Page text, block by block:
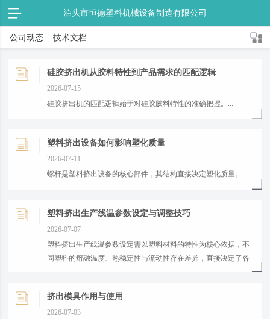
泊头市恒德塑料机械设备制造有限公司
公司动态 技术文档
硅胶挤出机从胶料特性到产品需求的匹配逻辑
2026-07-15
硅胶挤出机的匹配逻辑始于对硅胶胶料特性的准确把握。...
塑料挤出设备如何影响塑化质量
2026-07-11
螺杆是塑料挤出设备的核心部件，其结构直接决定塑化质量。...
塑料挤出生产线温参数设定与调整技巧
2026-07-07
塑料挤出生产线温参数设定需以塑料材料的特性为核心依据，不
同塑料的熔融温度、热稳定性与流动性存在差异，直接决定了各
挤出模具作用与使用
2026-07-03